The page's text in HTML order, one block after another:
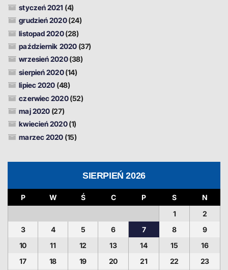
styczeń 2021 (4)
grudzień 2020(24)
listopad 2020(28)
październik 2020(37)
wrzesień 2020(38)
sierpień 2020(14)
lipiec 2020 (48)
czerwiec 2020(52)
maj 2020 (27)
kwiecień 2020(1)
marzec 2020 (15)
SIERPIEŃ 2026
P W Ś C P S
N
1
2
3
4 5 6 7 8
9
10
11 12 13 14 15
16
17
18 19 20 21 22 23